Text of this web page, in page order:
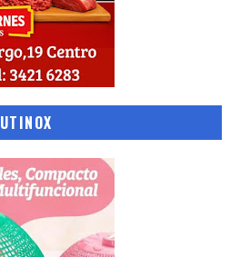
UTINOX